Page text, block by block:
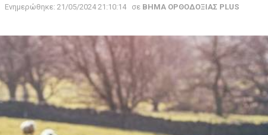
Ενημερώθηκε: 21/05/2024 21:10:14 σε ΒΗΜΑ ΟΡΘΟΔΟΞΙΑΣ PLUS